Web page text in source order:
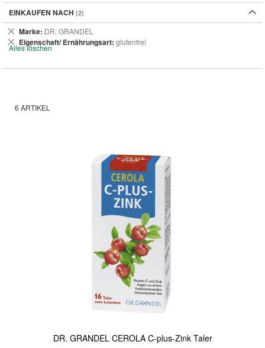
6 ARTIKEL
DR. GRANDEL CEROLA C-plus-Zink Taler
EINKAUFEN NACH
Marke DR. GRANDEL
Dies
entfernen
Eigenschaft/ Ernährungsart glutenfrei
Dies
entfernen
Alles löschen